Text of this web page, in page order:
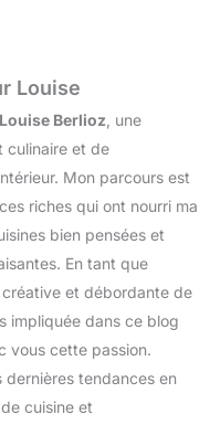
Louise
Louise Berlioz , une
culinaire et de
Mon parcours est
riches qui ont nourri ma
bien pensées et
En tant que
et débordante de
impliquée dans ce blog
vous cette passion.
dernières tendances en
cuisine et